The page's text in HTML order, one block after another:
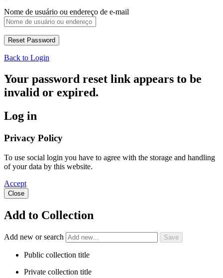
Nome de usuário ou endereço de e-mail
Back to Login
Your password reset link appears to be
invalid or expired.
Log in
Privacy Policy
To use social login you have to agree with the storage and handling
of your data by this website.
Accept
Close
Add to Collection
Add new or search
Public collection title
Private collection title